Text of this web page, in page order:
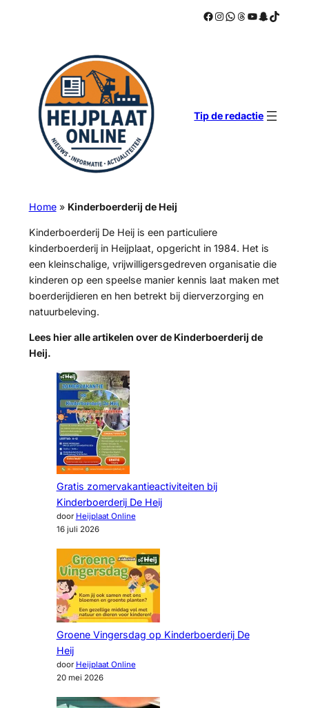
Facebook
Instagram
WhatsApp
Threads
YouTube
Snapchat
TikTok
Tip de redactie
Home» Kinderboerderij de Heij
Kinderboerderij De Heij is een particuliere
kinderboerderij in Heijplaat, opgericht in 1984. Het is
een kleinschalige, vrijwilligersgedreven organisatie die
kinderen op een speelse manier kennis laat maken met
boerderijdieren en hen betrekt bij dierverzorging en
natuurbeleving.
Lees hier alle artikelen over de Kinderboerderij de
Heij.
Gratis zomervakantieactiviteiten bij
Kinderboerderij De Heij
door Heijplaat Online
16 juli 2026
Groene Vingersdag op Kinderboerderij De
Heij
door Heijplaat Online
20 mei 2026